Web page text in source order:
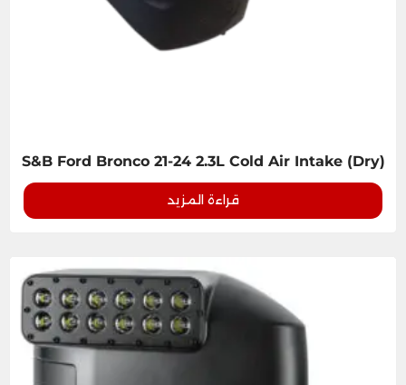
S&B Ford Bronco 21-24 2.3L Cold Air Intake (Dry)
قراءة المزيد